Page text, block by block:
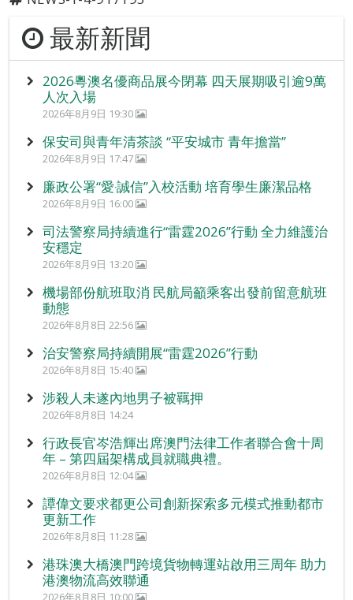
最新新聞
2026粵澳名優商品展今閉幕 四天展期吸引逾9萬
人次入場
2026年8月9日 19:30
保安司與青年清茶談 “平安城市 青年擔當”
2026年8月9日 17:47
廉政公署“愛‧誠信”入校活動 培育學生廉潔品格
2026年8月9日 16:00
司法警察局持續進行“雷霆2026”行動 全力維護治
安穩定
2026年8月9日 13:20
機場部份航班取消 民航局籲乘客出發前留意航班
動態
2026年8月8日 22:56
治安警察局持續開展“雷霆2026”行動
2026年8月8日 15:40
涉殺人未遂內地男子被羈押
2026年8月8日 14:24
行政長官岑浩輝出席澳門法律工作者聯合會十周
年 – 第四屆架構成員就職典禮。
2026年8月8日 12:04
譚偉文要求都更公司創新探索多元模式推動都市
更新工作
2026年8月8日 11:28
港珠澳大橋澳門跨境貨物轉運站啟用三周年 助力
港澳物流高效聯通
2026年8月8日 10:00